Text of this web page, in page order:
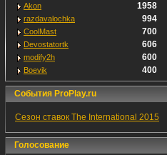
Akon 1958
razdavalochka 994
CoolMast 700
Devostatortk 606
modify2h 600
Boevik 400
События ProPlay.ru
Сезон ставок The International 2015
Голосование